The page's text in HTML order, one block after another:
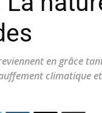
en grâce
climatique et